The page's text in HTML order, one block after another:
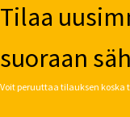
Tilaa
suoraan
Voit peruuttaa tilauksen koska